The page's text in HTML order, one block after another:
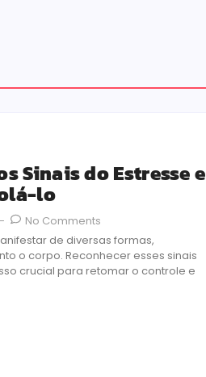
Sinais do Estresse e
lo
-
No Comments
de diversas formas,
o corpo. Reconhecer esses sinais
crucial para retomar o controle e